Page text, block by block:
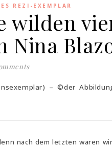
REZI-EXEMPLAR
wilden
Nina
– ©der
nach dem letzten waren